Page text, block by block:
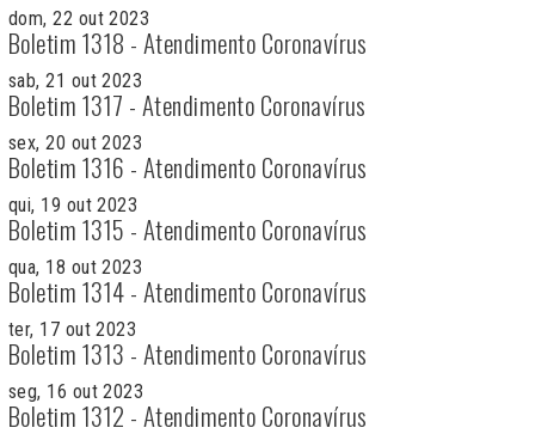
dom, 22 out 2023
Boletim 1318 - Atendimento Coronavírus
sab, 21 out 2023
Boletim 1317 - Atendimento Coronavírus
sex, 20 out 2023
Boletim 1316 - Atendimento Coronavírus
qui, 19 out 2023
Boletim 1315 - Atendimento Coronavírus
qua, 18 out 2023
Boletim 1314 - Atendimento Coronavírus
ter, 17 out 2023
Boletim 1313 - Atendimento Coronavírus
seg, 16 out 2023
Boletim 1312 - Atendimento Coronavírus